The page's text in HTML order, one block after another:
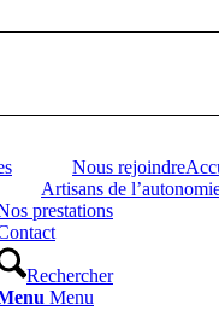
Nous rejoindre
Artisans de
prestations
Rechercher
Menu